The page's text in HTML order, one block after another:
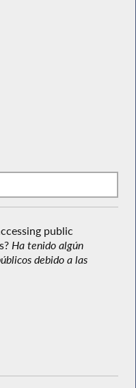
public
Ha tenido algún
debido a las